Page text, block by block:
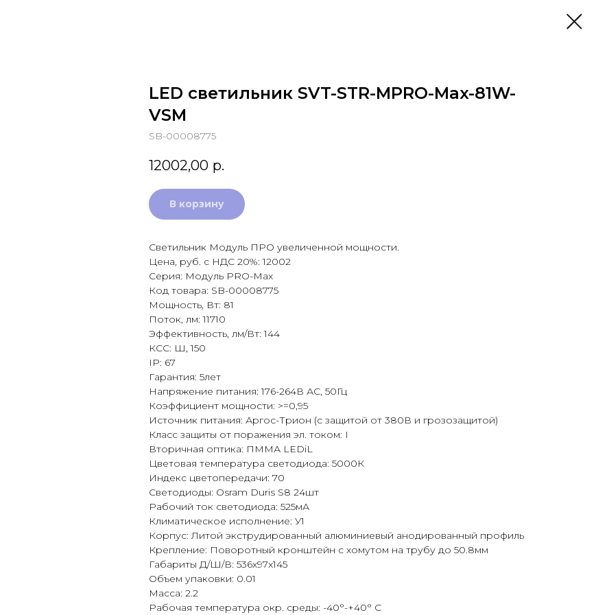
LED светильник SVT-STR-MPRO-Max-81W-
VSM
SB-00008775
12002,00 р.
В корзину
Светильник Модуль ПРО увеличенной мощности.
Цена, руб. с НДС 20%: 12002
Серия: Модуль PRO-Max
Код товара: SB-00008775
Мощность, Вт: 81
Поток, лм: 11710
Эффективность, лм/Вт: 144
КСС: Ш, 150
IP: 67
Гарантия: 5лет
Напряжение питания: 176-264В АС, 50Гц
Коэффициент мощности: >=0,95
Источник питания: Аргос-Трион (с защитой от 380В и грозозащитой)
Класс защиты от поражения эл. током: I
Вторичная оптика: ПММА LEDiL
Цветовая температура светодиода: 5000К
Индекс цветопередачи: 70
Светодиоды: Osram Duris S8 24шт
Рабочий ток светодиода: 525мА
Климатическое исполнение: У1
Корпус: Литой экструдированный алюминиевый анодированный профиль
Крепление: Поворотный кронштейн с хомутом на трубу до 50.8мм
Габариты Д/Ш/В: 536x97x145
Объем упаковки: 0.01
Масса: 2.2
Рабочая температура окр. среды: -40°-+40° С